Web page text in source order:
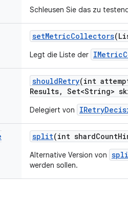
Schleusen Sie das zu
setMetricCollectors
Legt die Liste der
shouldRetry(int
Results, Set<String>
Delegiert von
split(int shardCount
Alternative Version von
werden sollen.